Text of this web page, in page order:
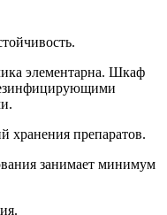
элементарна. Шкаф
хранения препаратов.
занимает минимум